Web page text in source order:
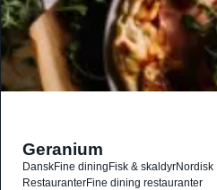
Geranium
DanskFine diningFisk & skaldyrNordisk
RestauranterFine dining restauranter